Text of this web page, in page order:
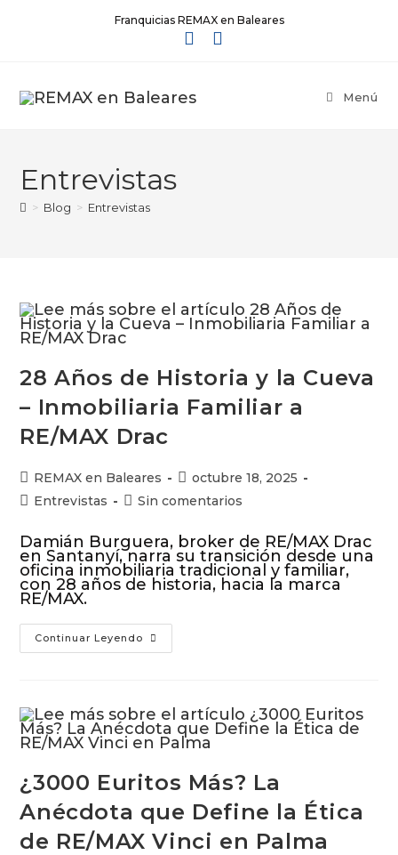
Franquicias REMAX en Baleares
Menú
Entrevistas
> Blog > Entrevistas
28 Años de Historia y la Cueva
– Inmobiliaria Familiar a
RE/MAX Drac
REMAX en Baleares
octubre 18, 2025
Entrevistas
Sin comentarios
Damián Burguera, broker de RE/MAX Drac
en Santanyí, narra su transición desde una
oficina inmobiliaria tradicional y familiar,
con 28 años de historia, hacia la marca
RE/MAX.
Continuar Leyendo
¿3000 Euritos Más? La
Anécdota que Define la Ética
de RE/MAX Vinci en Palma